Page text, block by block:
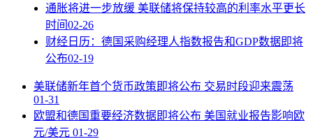
通胀将进一步放缓 美联储将保持较高的利率水平更长
时间02-26
财经日历：德国采购经理人指数报告和GDP数据即将
公布02-19
美联储新年首个货币政策即将公布 交易时段迎来震荡
01-31
欧盟和德国重要经济数据即将公布 美国就业报告影响欧
元/美元 01-29